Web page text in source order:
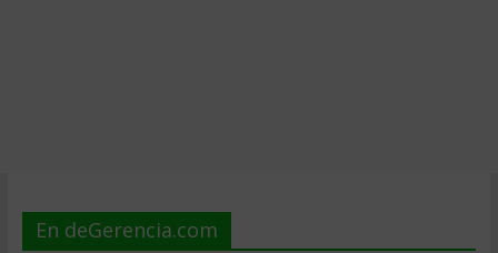
En deGerencia.com